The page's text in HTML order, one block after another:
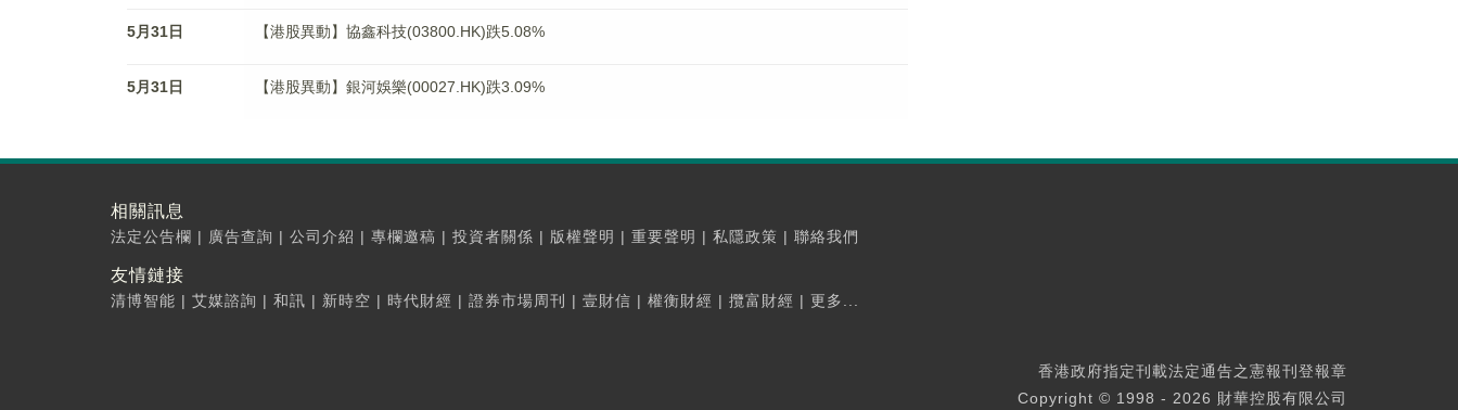
5月31日 【港股異動】協鑫科技(03800.HK)跌5.08%
5月31日 【港股異動】銀河娛樂(00027.HK)跌3.09%
相關訊息
法定公告欄 | 廣告查詢 | 公司介紹 | 專欄邀稿 | 投資者關係 | 版權聲明 | 重要聲明 | 私隱政策 | 聯絡我們
友情鏈接
清博智能 | 艾媒諮詢 | 和訊 | 新時空 | 時代財經 | 證券市場周刊 | 壹財信 | 權衡財經 | 攬富財經 | 更多...
香港政府指定刊載法定通告之憲報刊登報章
Copyright © 1998 - 2026 財華控股有限公司